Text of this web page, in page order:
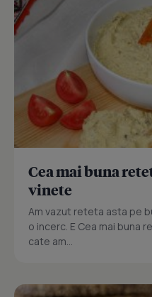
Cea mai buna
vinete
Am vazut reteta asta pe
o incerc. E Cea mai buna
cate am...